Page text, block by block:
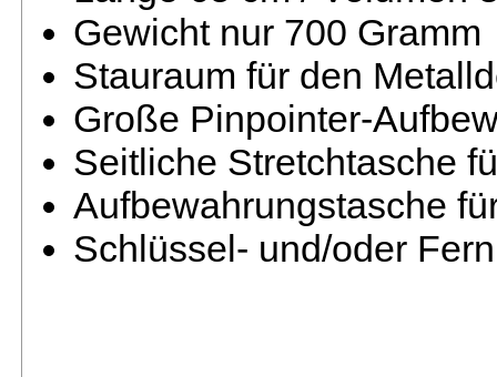
Gewicht nur 700 Gramm
Stauraum für den
Große Pinpointer-
Seitliche Stretchtasche
Aufbewahrungstasche
Schlüssel- und/oder